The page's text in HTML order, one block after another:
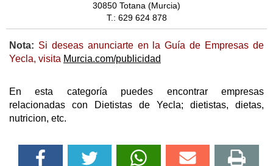
30850 Totana (Murcia)
T.: 629 624 878
Nota: Si deseas anunciarte en la Guía de Empresas de
Yecla, visita Murcia.com/publicidad
En esta categoría puedes encontrar empresas
relacionadas con Dietistas de Yecla; dietistas, dietas,
nutricion, etc.